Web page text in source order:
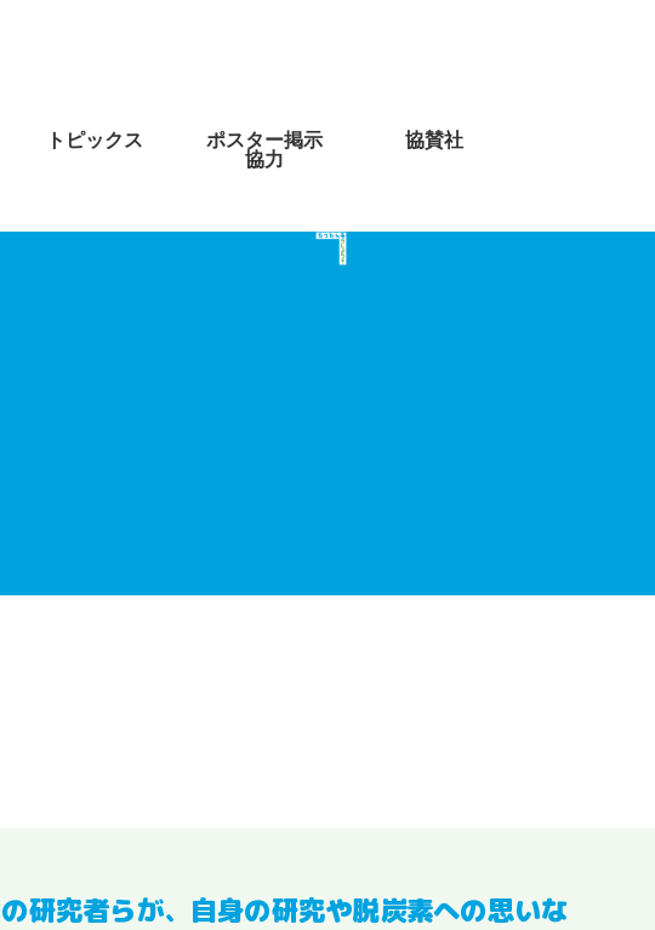
トピックス
ポスター掲示
協力
協賛社
研究者らが、自身の研究や脱炭素への思いな